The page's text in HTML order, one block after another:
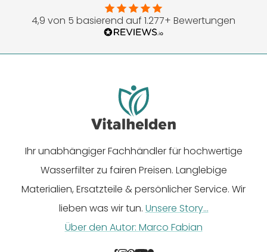
1
gehen
2
gehen
3
gehen
4
gehen
5
gehen
4,9 von 5 basierend auf 1.277+ Bewertungen
Ihr unabhängiger Fachhändler für hochwertige
Wasserfilter zu fairen Preisen. Langlebige
Materialien, Ersatzteile & persönlicher Service. Wir
lieben was wir tun. Unsere Story...
Über den Autor: Marco Fabian